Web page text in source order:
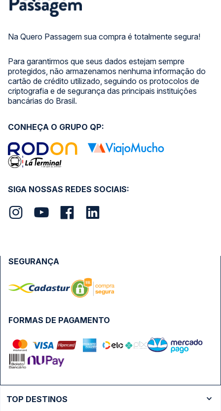
Na Quero Passagem sua compra é totalmente segura!
Para garantirmos que seus dados estejam sempre
protegidos, não armazenamos nenhuma informação do
cartão de crédito utilizado, seguindo os protocolos de
criptografia e de segurança das principais instituições
bancárias do Brasil.
SIGA NOSSAS REDES SOCIAIS:
CONHEÇA O GRUPO QP:
FORMAS DE PAGAMENTO
SEGURANÇA
TOP DESTINOS